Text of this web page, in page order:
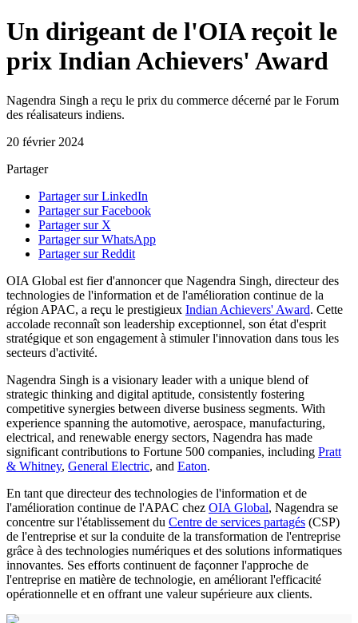
Un dirigeant de l'OIA reçoit le
prix Indian Achievers' Award
Nagendra Singh a reçu le prix du commerce décerné par le Forum
des réalisateurs indiens.
20 février 2024
Partager
Partager sur LinkedIn
Partager sur Facebook
Partager sur X
Partager sur WhatsApp
Partager sur Reddit
OIA Global est fier d'annoncer que Nagendra Singh, directeur des
technologies de l'information et de l'amélioration continue de la
région APAC, a reçu le prestigieux Indian Achievers' Award. Cette
accolade reconnaît son leadership exceptionnel, son état d'esprit
stratégique et son engagement à stimuler l'innovation dans tous les
secteurs d'activité.
Nagendra Singh is a visionary leader with a unique blend of
strategic thinking and digital aptitude, consistently fostering
competitive synergies between diverse business segments. With
experience spanning the automotive, aerospace, manufacturing,
electrical, and renewable energy sectors, Nagendra has made
significant contributions to Fortune 500 companies, including Pratt
& Whitney, General Electric, and Eaton.
En tant que directeur des technologies de l'information et de
l'amélioration continue de l'APAC chez OIA Global, Nagendra se
concentre sur l'établissement du Centre de services partagés (CSP)
de l'entreprise et sur la conduite de la transformation de l'entreprise
grâce à des technologies numériques et des solutions informatiques
innovantes. Ses efforts continuent de façonner l'approche de
l'entreprise en matière de technologie, en améliorant l'efficacité
opérationnelle et en offrant une valeur supérieure aux clients.